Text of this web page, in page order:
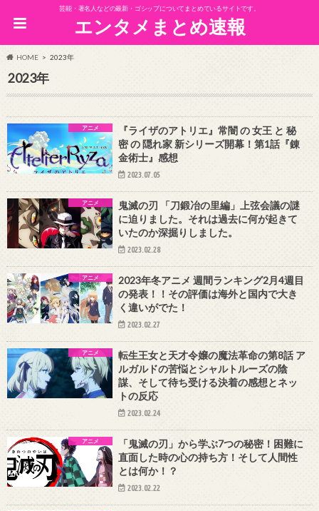
芸能・著名人などの最新・ゴシップについてまとめているサイトです。
エンタメまとめ速報
HOME 2023年
2023年
アニメ
『ライザのアトリエ』常闇 の 女王 と 秘
密 の 隠れ家 新シリーズ開幕！第1話『錬
金術士』感想
2023.07.05
アニメ
鬼滅の刃 「刀鍛冶の里編」上弦会議の謎
に迫りました。それは過去に何が起きて
いたのか深掘りしました。
2023.02.28
アニメ
2023年冬アニメ 週間ランキング2月4週目
の発表！！その評価は海外と国内で大き
く違いがでた！
2023.02.27
アニメ
転生王女と天才令嬢の魔法革命の第8話 ア
ルガルドの苦悩とシャルトルーズの陰
謀、そして待ち受ける決着の感想とネッ
トの反応
2023.02.24
アニメ
「鬼滅の刃」から学ぶ7つの秘密！困難に
直面した時の心の持ち方！そして人間性
とは何か！？
2023.02.22